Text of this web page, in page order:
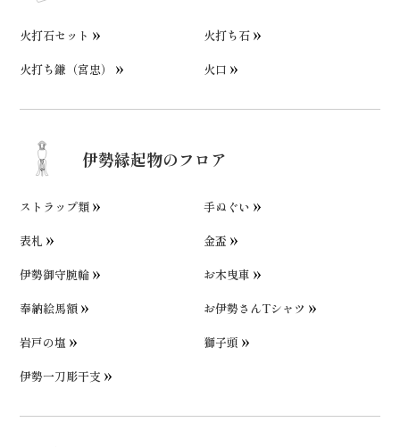
火打石セット
火打ち石
火打ち鎌（宮忠）
火口
伊勢縁起物のフロア
ストラップ類
手ぬぐい
表札
金盃
伊勢御守腕輪
お木曳車
奉納絵馬額
お伊勢さんTシャツ
岩戸の塩
獅子頭
伊勢一刀彫干支